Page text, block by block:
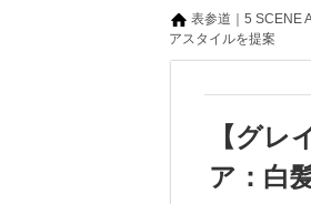
表参道｜5 SCENE
アスタイルを提案
【グ
ア：白